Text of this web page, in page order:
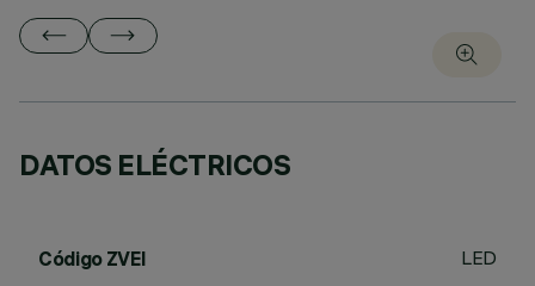
DATOS ELÉCTRICOS
Código ZVEI LED